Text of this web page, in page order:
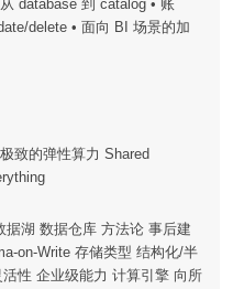
database 到 catalog • 账
delete • 面向 BI 场景的加
致的弹性算力 Shared
湖 数据仓库 方法论 事后建
on-Write 存储类型 结构化/半
性 企业级能力 计算引擎 向所